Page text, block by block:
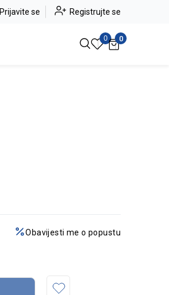
Alma Ras do -50% Pogledaj više
Prijavite se Registrujte se
0 0
Obavijesti me o popustu